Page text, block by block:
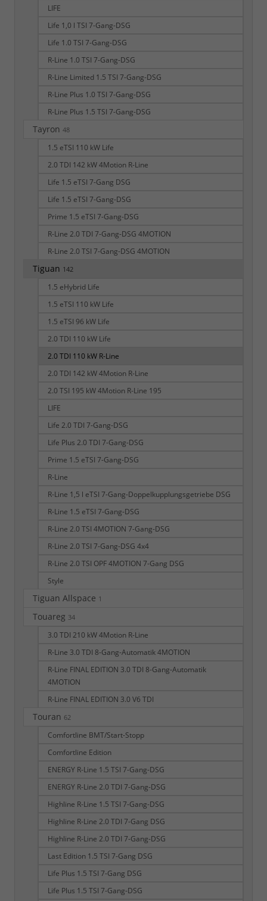
LIFE
Life 1,0 l TSI 7-Gang-DSG
Life 1.0 TSI 7-Gang-DSG
R-Line 1.0 TSI 7-Gang-DSG
R-Line Limited 1.5 TSI 7-Gang-DSG
R-Line Plus 1.0 TSI 7-Gang-DSG
R-Line Plus 1.5 TSI 7-Gang-DSG
Tayron 48
1.5 eTSI 110 kW Life
2.0 TDI 142 kW 4Motion R-Line
Life 1.5 eTSI 7-Gang DSG
Life 1.5 eTSI 7-Gang-DSG
Prime 1.5 eTSI 7-Gang-DSG
R-Line 2.0 TDI 7-Gang-DSG 4MOTION
R-Line 2.0 TSI 7-Gang-DSG 4MOTION
Tiguan 142
1.5 eHybrid Life
1.5 eTSI 110 kW Life
1.5 eTSI 96 kW Life
2.0 TDI 110 kW Life
2.0 TDI 110 kW R-Line
2.0 TDI 142 kW 4Motion R-Line
2.0 TSI 195 kW 4Motion R-Line 195
LIFE
Life 2.0 TDI 7-Gang-DSG
Life Plus 2.0 TDI 7-Gang-DSG
Prime 1.5 eTSI 7-Gang-DSG
R-Line
R-Line 1,5 l eTSI 7-Gang-Doppelkupplungsgetriebe DSG
R-Line 1.5 eTSI 7-Gang-DSG
R-Line 2.0 TSI 4MOTION 7-Gang-DSG
R-Line 2.0 TSI 7-Gang-DSG 4x4
R-Line 2.0 TSI OPF 4MOTION 7-Gang DSG
Style
Tiguan Allspace 1
Touareg 34
3.0 TDI 210 kW 4Motion R-Line
R-Line 3.0 TDI 8-Gang-Automatik 4MOTION
R-Line FINAL EDITION 3.0 TDI 8-Gang-Automatik
4MOTION
R-Line FINAL EDITION 3.0 V6 TDI
Touran 62
Comfortline BMT/Start-Stopp
Comfortline Edition
ENERGY R-Line 1.5 TSI 7-Gang-DSG
ENERGY R-Line 2.0 TDI 7-Gang-DSG
Highline R-Line 1.5 TSI 7-Gang-DSG
Highline R-Line 2.0 TDI 7-Gang DSG
Highline R-Line 2.0 TDI 7-Gang-DSG
Last Edition 1.5 TSI 7-Gang DSG
Life Plus 1.5 TSI 7-Gang DSG
Life Plus 1.5 TSI 7-Gang-DSG